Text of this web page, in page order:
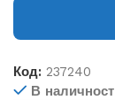
Код:237240
В наличност